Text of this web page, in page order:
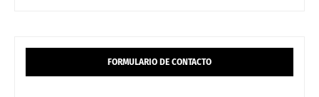
FORMULARIO DE CONTACTO